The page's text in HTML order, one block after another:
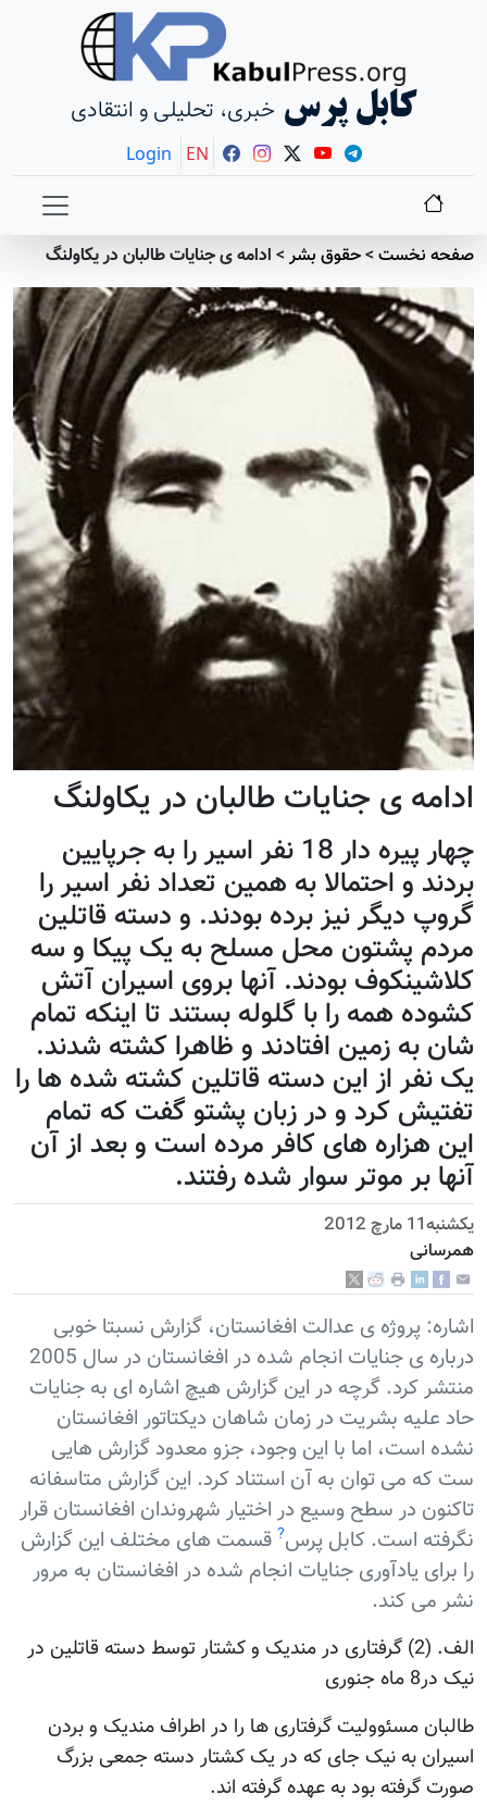
کابل پرس خبری، تحلیلی و انتقادی
Login EN
صفحه نخست>حقوق بشر> ادامه ی جنایات طالبان در یکاولنگ
ادامه ی جنایات طالبان در یکاولنگ
چهار پیره دار 18 نفر اسیر را به جرپایین
بردند و احتمالا به همین تعداد نفر اسیر را
گروپ دیگر نیز برده بودند. و دسته قاتلین
مردم پشتون محل مسلح به یک پیکا و سه
کلاشینکوف بودند. آنها بروی اسیران آتش
کشوده همه را با گلوله بستند تا اینکه تمام
شان به زمین افتادند و ظاهرا کشته شدند.
یک نفر از این دسته قاتلین کشته شده ها را
تفتیش کرد و در زبان پشتو گفت که تمام
این هزاره های کافر مرده است و بعد از آن
آنها بر موتر سوار شده رفتند.
يكشنبه11 مارچ 2012
همرسانی
اشاره: پروژه ی عدالت افغانستان، گزارش نسبتا خوبی
درباره ی جنایات انجام شده در افغانستان در سال 2005
منتشر کرد. گرچه در اين گزارش هيچ اشاره ای به جنایات
حاد علیه بشریت در زمان شاهان ديکتاتور افغانستان
نشده است، اما با اين وجود، جزو معدود گزارش هایی
ست که می توان به آن استناد کرد. اين گزارش متاسفانه
تاکنون در سطح وسیع در اختيار شهروندان افغانستان قرار
نگرفته است. کابل پرس? قسمت های مختلف اين گزارش
را برای یادآوری جنایات انجام شده در افغانستان به مرور
نشر می کند.
الف. (2) گرفتاری در مندیک و کشتار توسط دسته قاتلین در
نیک در8 ماه جنوری
طالبان مسئوولیت گرفتاری ها را در اطراف مندیک و بردن
اسیران به نیک جای که در یک کشتار دسته جمعی بزرگ
صورت گرفته بود به عهده گرفته اند.